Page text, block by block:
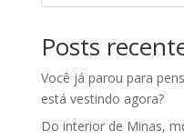
Posts
Você já parou para
está vestindo agora?
Do interior de Minas,